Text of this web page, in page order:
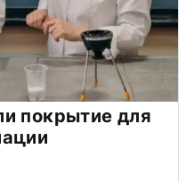
покрытие для